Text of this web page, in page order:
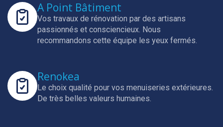
A Point Bâtiment
Vos travaux de rénovation par des artisans
passionnés et consciencieux. Nous
recommandons cette équipe les yeux fermés.
Renokea
Le choix qualité pour vos menuiseries extérieures.
De très belles valeurs humaines.